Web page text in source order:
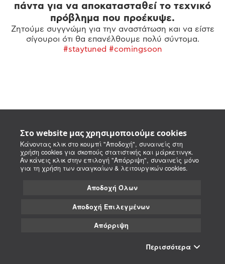
Στο website μας χρησιμοποιούμε cookies
Κάνοντας κλικ στο κουμπί "Αποδοχή", συναινείς στη
χρήση cookies για σκοπούς στατιστικής και μάρκετινγκ.
Αν κάνεις κλικ στην επιλογή "Απόρριψη", συναινείς μόνο
για τη χρήση των αναγκαίων & λειτουργικών cookies.
Αποδοχή Όλων
Αποδοχή Επιλεγμένων
Απόρριψη
Περισσότερα
πάντα για να αποκατασταθεί το τεχνικό
πρόβλημα που προέκυψε.
Ζητούμε συγγνώμη για την αναστάτωση και να είστε
σίγουροι ότι θα επανέλθουμε πολύ σύντομα.
#staytuned #comingsoon